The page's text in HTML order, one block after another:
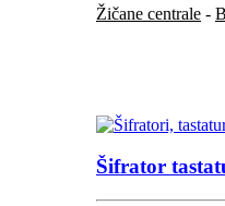
Žičane centrale -
Šifrator